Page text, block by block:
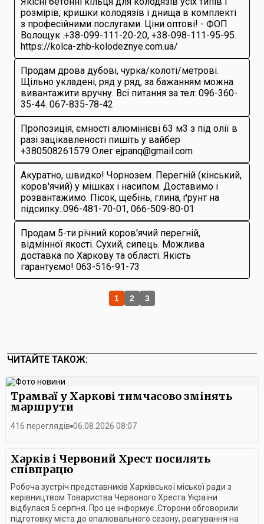
розмірів, кришки колодязів і днища в комплекті
з професійними послугами. Ціни оптові! - ФОП
Волощук .+38-099-111-20-20, +38-098-111-95-95.
https://kolca-zhb-kolodeznye.com.ua/
Продам дрова дубові, чурка/колоті/метрові.
Щільно укладені, ряд у ряд, за бажанням можна
вивантажити вручну. Всі питання за тел: 096-360-
35-44. 067-835-78-42
Пропозиція, ємності алюмінієві 63 м3 з під олії в
разі зацікавленості пишіть у вайбер
+380508261579 Олег ejpanq@gmail.com
Акуратно, швидко! Чорнозем. Перегній (кінський,
коров'ячий) у мішках і насипом. Доставимо і
розвантажимо. Пісок, щебінь, глина, ґрунт на
підсипку..096-481-70-01, 066-509-80-01
Продам 5-ти річний коров'ячий перегній,
відмінної якості. Сухий, сипець. Можлива
доставка по Харкову та області. Якість
гарантуємо! 063-516-91-73
1 2 3
ЧИТАЙТЕ ТАКОЖ:
Трамваї у Харкові тимчасово змінять
маршрути
416 переглядів 06.08.2026 08:07
Харків і Червоний Хрест посилять
співпрацю
Робоча зустріч представників Харківської міської ради з
керівництвом Товариства Червоного Хреста України
відбулася 5 серпня. Про це інформує .Сторони обговорили
підготовку міста до опалювального сезону, реагування на